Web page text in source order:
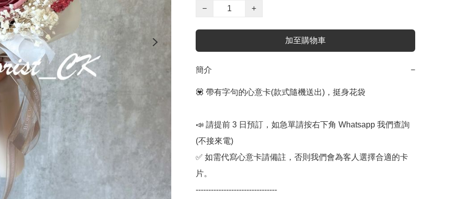
−
+
加至購物車
簡介 −
💟 帶有字句的心意卡(款式隨機送出)，挺身花袋
📣 請提前 3 日預訂，如急單請按右下角 Whatsapp 我們查詢
(不接來電)
✅ 如需代寫心意卡請備註，否則我們會為客人選擇合適的卡
片。
--------------------------------